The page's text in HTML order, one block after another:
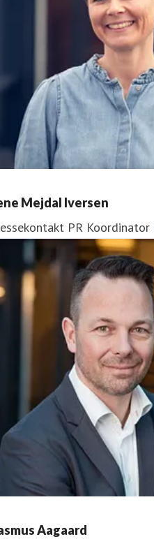
Mejdal Iversen
PR Koordinator
Aagaard